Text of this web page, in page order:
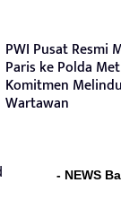
PWI Pusat Resmi
Paris ke Polda
Komitmen
Wartawan
- NEWS